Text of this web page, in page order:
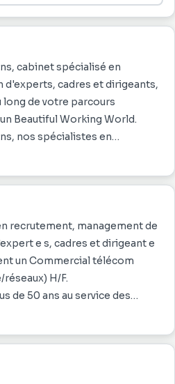
cabinet spécialisé en
d'experts, cadres et dirigeants,
long de votre parcours
Beautiful Working World.
nos spécialistes en
et vous guident afin de vous
de travail inspirant et
recrutement, management de
e s, cadres et dirigeant e
un Commercial télécom
H/F.
de 50 ans au service des
présents en Martinique,
la maintenance de leurs
IP fixe et de